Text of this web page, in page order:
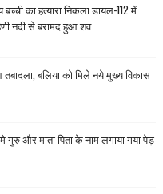
बच्ची का हत्यारा निकला डायल-112 में
नदी से बरामद हुआ शव
बलिया को मिले नये मुख्य विकास
और माता पिता के नाम लगाया गया पेड़